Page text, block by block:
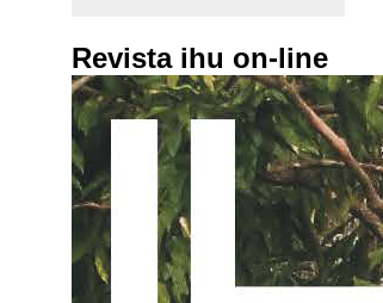
Revista ihu on-line